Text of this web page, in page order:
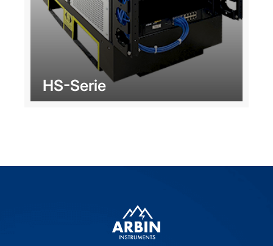
HS-Serie